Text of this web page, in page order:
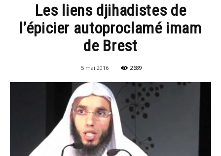
Les liens djihadistes de
l’épicier autoproclamé imam
de Brest
5 mai 2016 2689